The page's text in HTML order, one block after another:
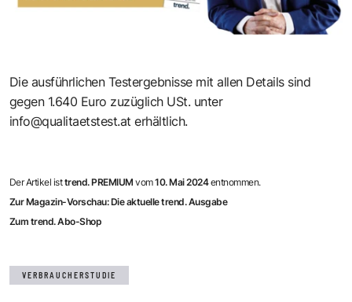
Die ausführlichen Testergebnisse mit allen Details sind
gegen 1.640 Euro zuzüglich USt. unter
info@qualitaetstest.at erhältlich.
Der Artikel isttrend. PREMIUMvom10. Mai 2024entnommen.
Zur Magazin-Vorschau: Die aktuelle trend. Ausgabe
Zum trend. Abo-Shop
VERBRAUCHERSTUDIE